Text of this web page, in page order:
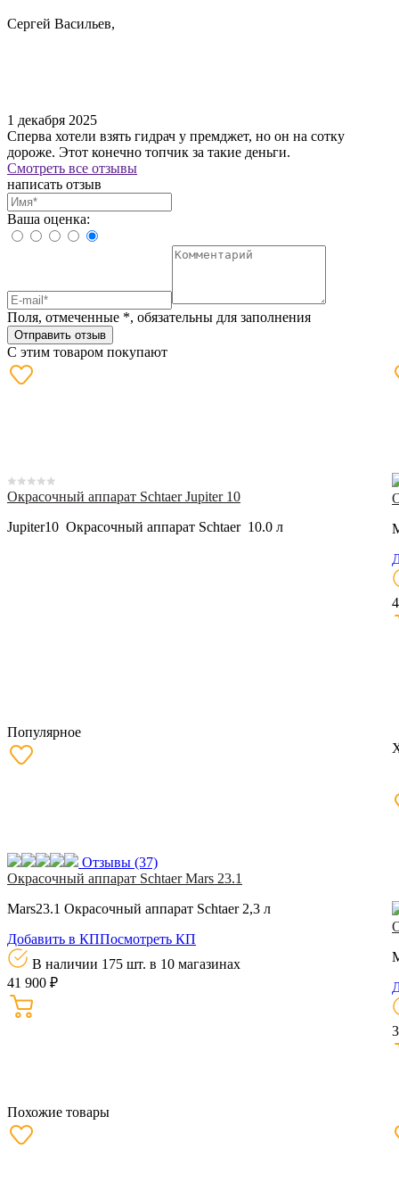
Сергей Васильев,
1 декабря 2025
Сперва хотели взять гидрач у премджет, но он на сотку
дороже. Этот конечно топчик за такие деньги.
Смотреть все отзывы
написать отзыв
Ваша оценка:
Поля, отмеченные *, обязательны для заполнения
Отправить отзыв
С этим товаром покупают
Окрасочный аппарат Schtaer Jupiter 10
Jupiter10 Окрасочный аппарат Schtaer 10.0 л
Популярное
Отзывы (37)
Окрасочный аппарат Schtaer Mars 23.1
Mars23.1 Окрасочный аппарат Schtaer 2,3 л
Добавить в КППосмотреть КП
В наличии 175 шт. в 10 магазинах
41 900 ₽
Похожие товары